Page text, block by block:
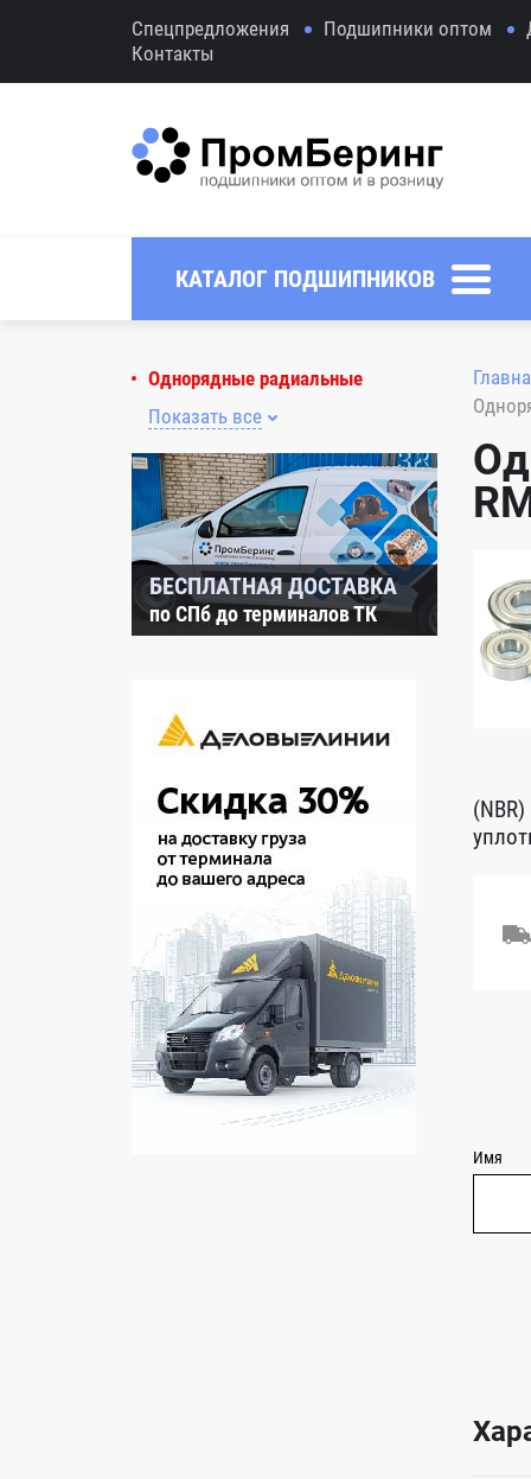
Спецпредложения Подшипники оптом
Контакты
КАТАЛОГ ПОДШИПНИКОВ
Однорядные радиальные
Показать все
БЕСПЛАТНАЯ ДОСТАВКА
по СПб до терминалов ТК
Имя